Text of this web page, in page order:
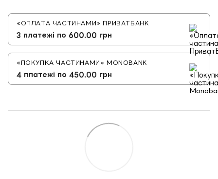
«ОПЛАТА ЧАСТИНАМИ» ПРИВАТБАНК
3 платежі по 600.00 грн
«ПОКУПКА ЧАСТИНАМИ» MONOBANK
4 платежі по 450.00 грн